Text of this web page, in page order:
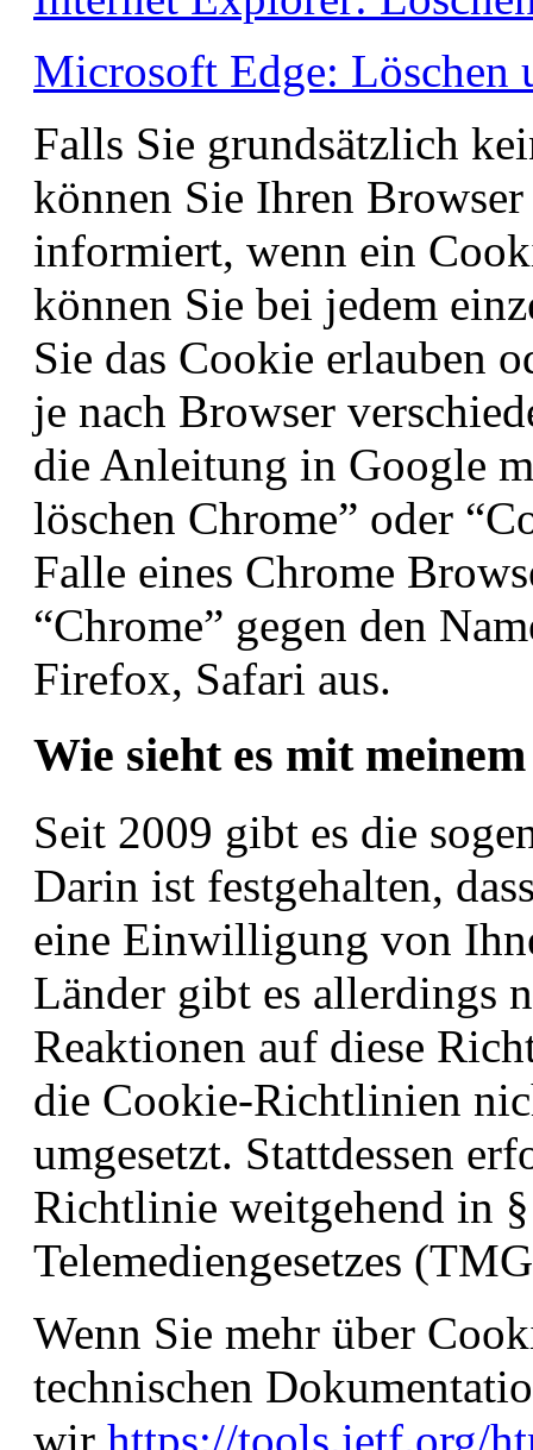
Microsoft Edge: Löschen
Falls Sie grundsätzlich
können Sie Ihren
informiert, wenn ein
können Sie bei jedem
Sie das Cookie erlauben
je nach Browser
die Anleitung in Google
löschen Chrome” oder
Falle eines Chrome
“Chrome” gegen den
Firefox, Safari aus.
Wie sieht es mit
Seit 2009 gibt es die
Darin ist festgehalten,
eine Einwilligung von
Länder gibt es allerdings
Reaktionen auf diese
die Cookie-Richtlinien
umgesetzt. Stattdessen
Richtlinie weitgehend in
Telemediengesetzes
Wenn Sie mehr über
technischen